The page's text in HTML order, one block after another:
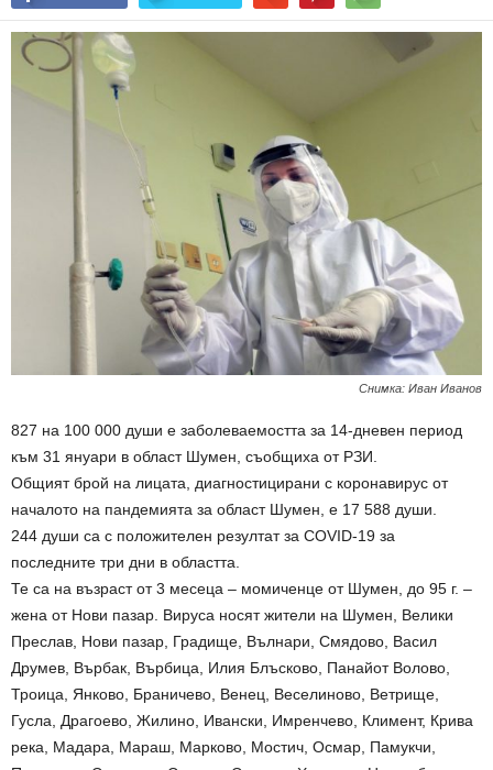
Снимка: Иван Иванов
827 на 100 000 души е заболеваемостта за 14-дневен период
към 31 януари в област Шумен, съобщиха от РЗИ.
Общият брой на лицата, диагностицирани с коронавирус от
началото на пандемията за област Шумен, е 17 588 души.
244 души са с положителен резултат за COVID-19 за
последните три дни в областта.
Те са на възраст от 3 месеца – момиченце от Шумен, до 95 г. –
жена от Нови пазар. Вируса носят жители на Шумен, Велики
Преслав, Нови пазар, Градище, Вълнари, Смядово, Васил
Друмев, Върбак, Върбица, Илия Блъсково, Панайот Волово,
Троица, Янково, Браничево, Венец, Веселиново, Ветрище,
Гусла, Драгоево, Жилино, Ивански, Имренчево, Климент, Крива
река, Мадара, Мараш, Марково, Мостич, Осмар, Памукчи,